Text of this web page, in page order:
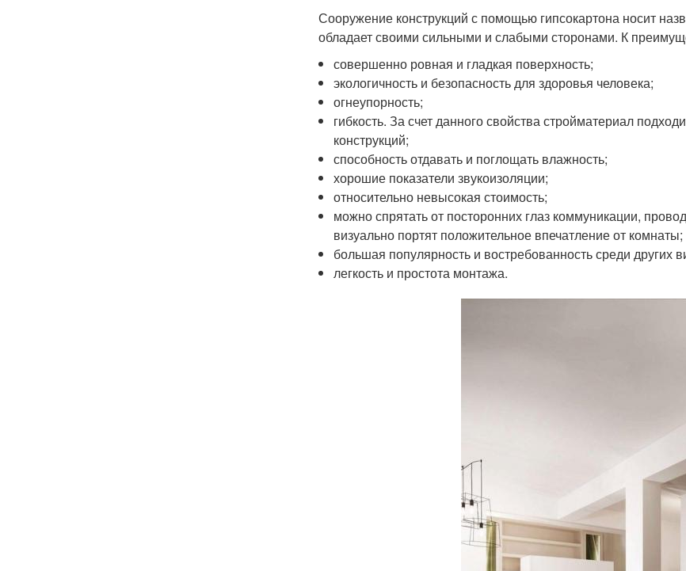
Сооружение конструкций с помощью гипсокартона носит
обладает своими сильными и слабыми сторонами. К
совершенно ровная и гладкая поверхность;
экологичность и безопасность для здоровья человека;
огнеупорность;
гибкость. За счет данного свойства стройматериал
конструкций;
способность отдавать и поглощать влажность;
хорошие показатели звукоизоляции;
относительно невысокая стоимость;
можно спрятать от посторонних глаз коммуникации,
визуально портят положительное впечатление от комнаты;
большая популярность и востребованность среди других
легкость и простота монтажа.